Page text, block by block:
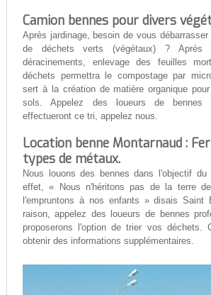
Camion bennes pour divers
Après jardinage, besoin de vous
de déchets verts (végétaux) ? Après
déracinements, enlevage des feuilles
déchets permettra le compostage par
sert à la création de matière organique
sols. Appelez des loueurs de bennes
effectueront ce tri, appelez nous.
Location benne Montarnaud :
types de métaux.
Nous louons des bennes dans l'objectif
effet, « Nous n'héritons pas de la terre
l'empruntons à nos enfants » disais Saint
raison, appelez des loueurs de bennes
proposerons l'option de trier vos déchets.
obtenir des informations supplémentaires.